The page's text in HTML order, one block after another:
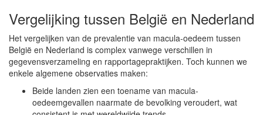
Vergelijking tussen België en Nederland
Het vergelijken van de prevalentie van macula-oedeem tussen
België en Nederland is complex vanwege verschillen in
gegevensverzameling en rapportagepraktijken. Toch kunnen we
enkele algemene observaties maken:
Beide landen zien een toename van macula-
oedeemgevallen naarmate de bevolking veroudert, wat